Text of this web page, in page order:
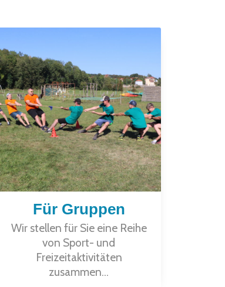
Für Gruppen
Wir stellen für Sie eine Reihe
von Sport- und
Freizeitaktivitäten
zusammen...